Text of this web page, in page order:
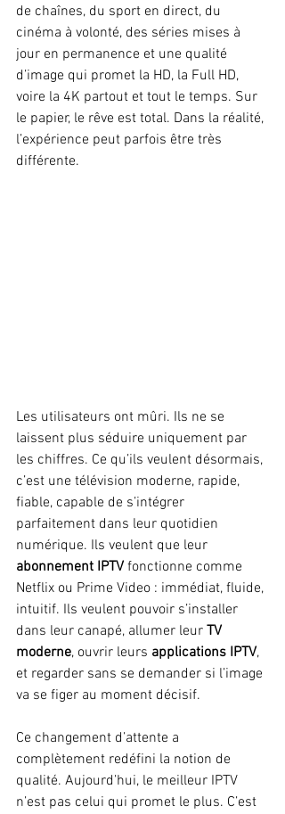
de chaînes, du sport en direct, du
cinéma à volonté, des séries mises à
jour en permanence et une qualité
d’image qui promet la HD, la Full HD,
voire la 4K partout et tout le temps. Sur
le papier, le rêve est total. Dans la réalité,
l’expérience peut parfois être très
différente.
Les utilisateurs ont mûri. Ils ne se
laissent plus séduire uniquement par
les chiffres. Ce qu’ils veulent désormais,
c’est une télévision moderne, rapide,
fiable, capable de s’intégrer
parfaitement dans leur quotidien
numérique. Ils veulent que leur
abonnement IPTV fonctionne comme
Netflix ou Prime Video : immédiat, fluide,
intuitif. Ils veulent pouvoir s’installer
dans leur canapé, allumer leur TV
moderne, ouvrir leurs applications IPTV,
et regarder sans se demander si l’image
va se figer au moment décisif.
Ce changement d’attente a
complètement redéfini la notion de
qualité. Aujourd’hui, le meilleur IPTV
n’est pas celui qui promet le plus. C’est